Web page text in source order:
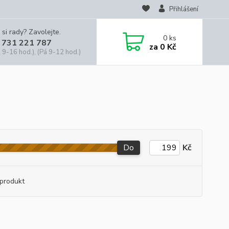
Přihlášení
rady? Zavolejte.
221 787
9-16 hod.), (Pá 9-12 hod.)
0ks
za 0 Kč
Do Kč